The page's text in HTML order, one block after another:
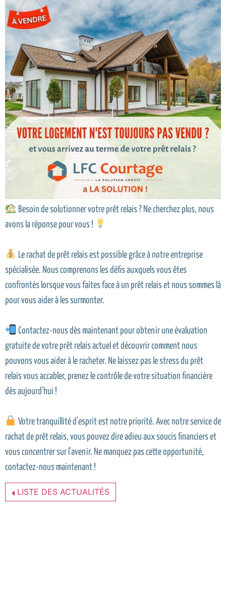
Besoin de solutionner votre prêt relais ? Ne cherchez plus, nous
avons la réponse pour vous !
Le rachat de prêt relais est possible grâce à notre entreprise
spécialisée. Nous comprenons les défis auxquels vous êtes
confrontés lorsque vous faites face à un prêt relais et nous sommes là
pour vous aider à les surmonter.
Contactez-nous dès maintenant pour obtenir une évaluation
gratuite de votre prêt relais actuel et découvrir comment nous
pouvons vous aider à le racheter. Ne laissez pas le stress du prêt
relais vous accabler, prenez le contrôle de votre situation financière
dès aujourd'hui !
Votre tranquillité d'esprit est notre priorité. Avec notre service de
rachat de prêt relais, vous pouvez dire adieu aux soucis financiers et
vous concentrer sur l'avenir. Ne manquez pas cette opportunité,
contactez-nous maintenant !
LISTE DES ACTUALITÉS